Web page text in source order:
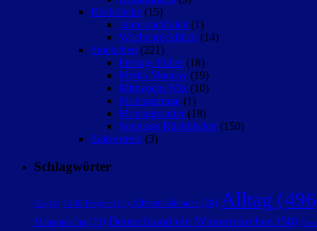
Rückblicke (15)
Jahresrückblick (1)
Wochenrückblick (14)
Stöckchen (221)
Freitags Füller (18)
Media Monday (19)
Mittwochs Mix (10)
Montagsfrage (1)
Montagsstarter (18)
Sonntags Rückblicker (150)
Zeitvertreib (3)
Schlagwörter
5G (14) 1000 Fragen (21) Adventskalender (24) Alltag
Maharadscha (23) Deutschland ein Wintermärchen (58)